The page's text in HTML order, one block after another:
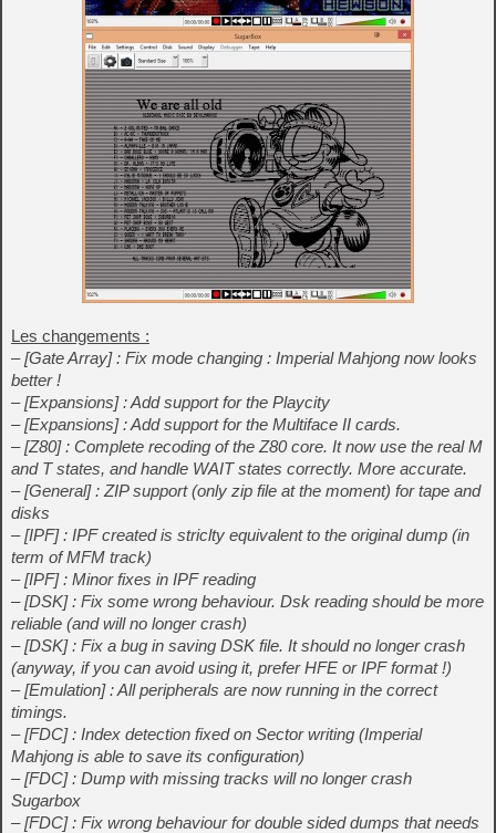
Les changements :
– [Gate Array] : Fix mode changing : Imperial Mahjong now looks
better !
– [Expansions] : Add support for the Playcity
– [Expansions] : Add support for the Multiface II cards.
– [Z80] : Complete recoding of the Z80 core. It now use the real M
and T states, and handle WAIT states correctly. More accurate.
– [General] : ZIP support (only zip file at the moment) for tape and
disks
– [IPF] : IPF created is striclty equivalent to the original dump (in
term of MFM track)
– [IPF] : Minor fixes in IPF reading
– [DSK] : Fix some wrong behaviour. Dsk reading should be more
reliable (and will no longer crash)
– [DSK] : Fix a bug in saving DSK file. It should no longer crash
(anyway, if you can avoid using it, prefer HFE or IPF format !)
– [Emulation] : All peripherals are now running in the correct
timings.
– [FDC] : Index detection fixed on Sector writing (Imperial
Mahjong is able to save its configuration)
– [FDC] : Dump with missing tracks will no longer crash
Sugarbox
– [FDC] : Fix wrong behaviour for double sided dumps that needs